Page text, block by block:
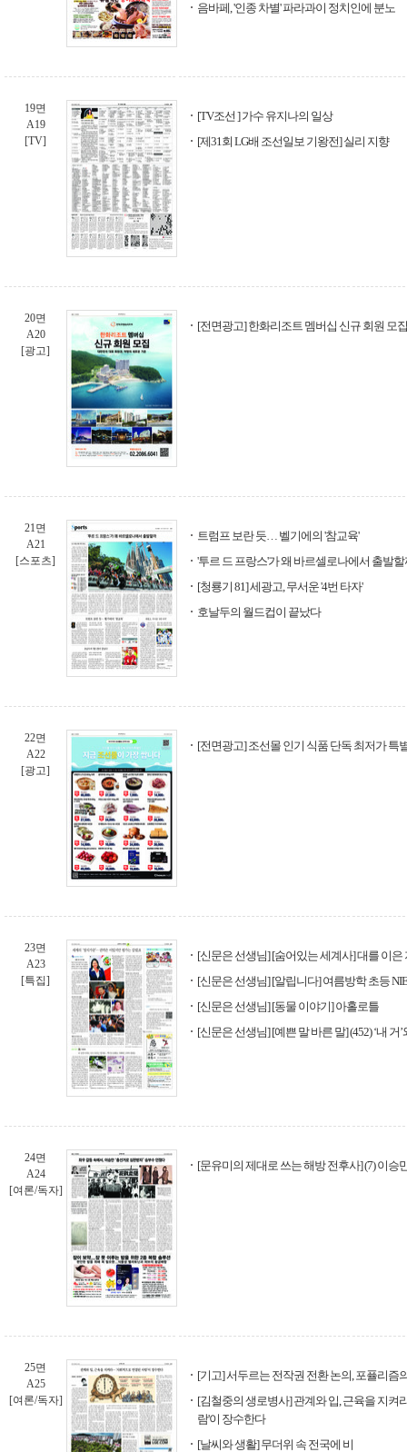
음바페, '인종 차별' 파라과이 정치인에 분노
19면
A19
[TV]
[TV조선 ] 가수 유지나의 일상
[제31회 LG배 조선일보 기왕전] 실리 지향
20면
A20
[광고]
[전면광고] 한화리조트 멤버십 신규 회원 모
21면
A21
[스포츠]
트럼프 보란 듯… 벨기에의 '참교육'
'투르 드 프랑스'가 왜 바르셀로나에서 출발할
[청룡기 81] 세광고, 무서운 '4번 타자'
호날두의 월드컵이 끝났다
22면
A22
[광고]
[전면광고] 조선몰 인기 식품 단독 최저가 특
23면
A23
[특집]
[신문은 선생님] [숨어있는 세계사] 대를 이은
[신문은 선생님] [알립니다] 여름방학 초등
[신문은 선생님] [동물 이야기] 아홀로틀
[신문은 선생님] [예쁜 말 바른 말] (452) ‘내 거’
24면
A24
[여론/독자]
[문유미의 제대로 쓰는 해방 전후사] (7) 이승
25면
A25
[여론/독자]
[기고] 서두르는 전작권 전환 논의, 포퓰리즘
[김철중의 생로병사] 관계와 입, 근육을 지
람'이 장수한다
[날씨와 생활] 무더위 속 전국에 비